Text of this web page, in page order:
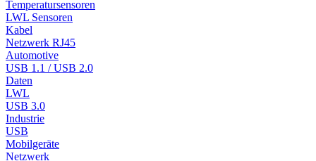
Temperatursensoren
LWL Sensoren
Kabel
Netzwerk RJ45
Automotive
USB 1.1 / USB 2.0
Daten
LWL
USB 3.0
Industrie
USB
Mobilgeräte
Netzwerk